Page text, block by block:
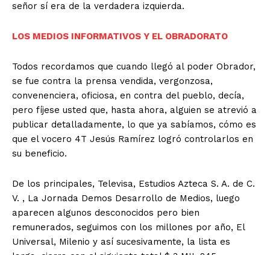
señor sí era de la verdadera izquierda.
LOS MEDIOS INFORMATIVOS Y EL OBRADORATO
Todos recordamos que cuando llegó al poder Obrador,
se fue contra la prensa vendida, vergonzosa,
convenenciera, oficiosa, en contra del pueblo, decía,
pero fíjese usted que, hasta ahora, alguien se atrevió a
publicar detalladamente, lo que ya sabíamos, cómo es
que el vocero 4T Jesús Ramírez logró controlarlos en
su beneficio.
De los principales, Televisa, Estudios Azteca S. A. de C.
V. , La Jornada Demos Desarrollo de Medios, luego
aparecen algunos desconocidos pero bien
remunerados, seguimos con los millones por año, El
Universal, Milenio y así sucesivamente, la lista es